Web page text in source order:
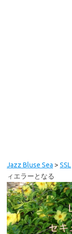
Jazz Bluse Sea > SSL
ィエラーとなる